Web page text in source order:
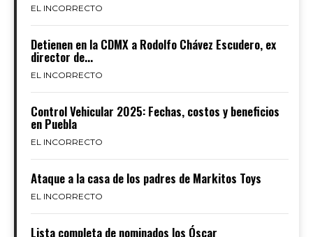
EL INCORRECTO
Detienen en la CDMX a Rodolfo Chávez Escudero, ex
director de...
EL INCORRECTO
Control Vehicular 2025: Fechas, costos y beneficios
en Puebla
EL INCORRECTO
Ataque a la casa de los padres de Markitos Toys
EL INCORRECTO
Lista completa de nominados los Óscar